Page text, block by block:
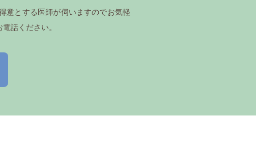
意とする医師が伺いますのでお気軽
話ください。